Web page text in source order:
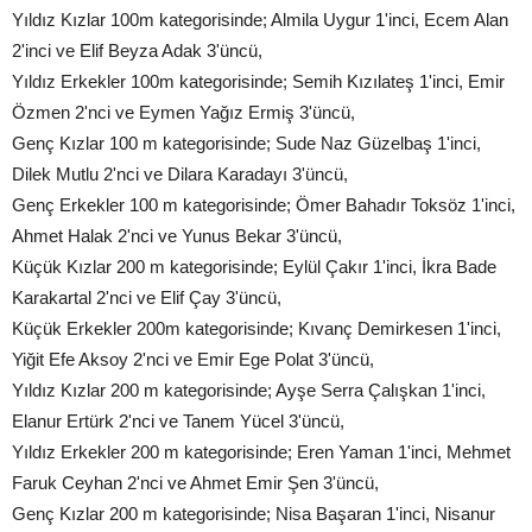
Yıldız Kızlar 100m kategorisinde; Almila Uygur 1'inci, Ecem Alan
2'inci ve Elif Beyza Adak 3'üncü,
Yıldız Erkekler 100m kategorisinde; Semih Kızılateş 1'inci, Emir
Özmen 2'nci ve Eymen Yağız Ermiş 3'üncü,
Genç Kızlar 100 m kategorisinde; Sude Naz Güzelbaş 1'inci,
Dilek Mutlu 2'nci ve Dilara Karadayı 3'üncü,
Genç Erkekler 100 m kategorisinde; Ömer Bahadır Toksöz 1'inci,
Ahmet Halak 2'nci ve Yunus Bekar 3'üncü,
Küçük Kızlar 200 m kategorisinde; Eylül Çakır 1'inci, İkra Bade
Karakartal 2'nci ve Elif Çay 3'üncü,
Küçük Erkekler 200m kategorisinde; Kıvanç Demirkesen 1'inci,
Yiğit Efe Aksoy 2'nci ve Emir Ege Polat 3'üncü,
Yıldız Kızlar 200 m kategorisinde; Ayşe Serra Çalışkan 1'inci,
Elanur Ertürk 2'nci ve Tanem Yücel 3'üncü,
Yıldız Erkekler 200 m kategorisinde; Eren Yaman 1'inci, Mehmet
Faruk Ceyhan 2'nci ve Ahmet Emir Şen 3'üncü,
Genç Kızlar 200 m kategorisinde; Nisa Başaran 1'inci, Nisanur